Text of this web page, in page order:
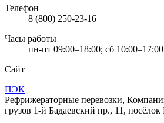
Телефон
8 (800) 250-23-16
Часы работы
пн-пт 09:00–18:00; сб 10:00–17:00
Сайт
ПЭК
Рефрижераторные перевозки,
грузов 1-й Бадаевский пр., 11,